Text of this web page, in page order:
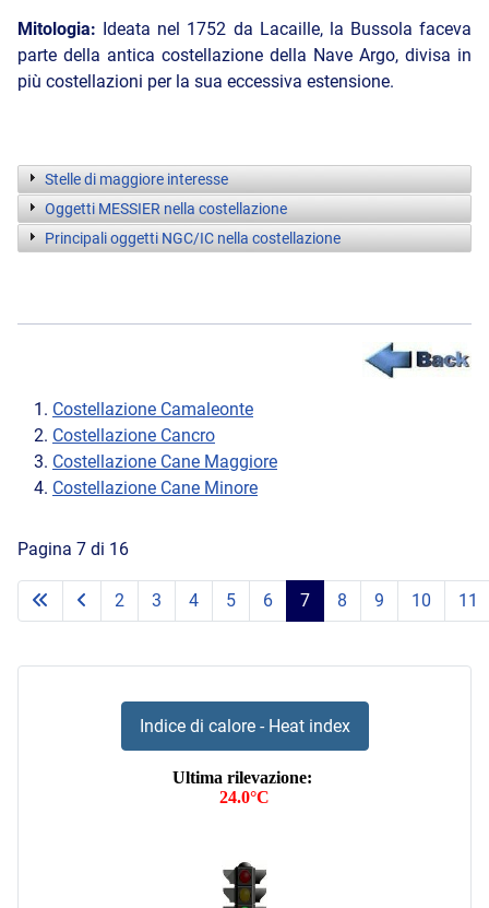
Indice di calore - Heat index
Mitologia: Ideata nel 1752 da Lacaille, la Bussola faceva
parte della antica costellazione della Nave Argo, divisa in
più costellazioni per la sua eccessiva estensione.
Stelle di maggiore interesse
Oggetti MESSIER nella costellazione
Principali oggetti NGC/IC nella costellazione
Costellazione Camaleonte
Costellazione Cancro
Costellazione Cane Maggiore
Costellazione Cane Minore
Pagina 7 di 16
2 3 4 5 6 7 8 9 10 11